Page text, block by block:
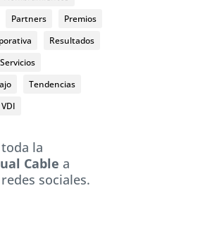
Partners
Premios
Resultados
Servicios
Tendencias
VDI
la
Cable a
sociales.